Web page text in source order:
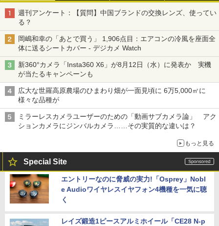
週刊アンケート：【質問】中国ブランドの交換レンズ、使ってい
る？
岡嶋和幸の「あとで買う」 1,906点目：エアコンの冷風を座面全
体に送るシートカバー - デジカメ Watch
新360°カメラ「Insta360 X6」が8月12日（水）に発表か 実機
が当たるキャンペーンも
広大な世羅高原農場のひまわり畑が一面見頃に 6万5,000㎡に
様々な品種が
ミラーレスカメラユーザーのための「動画サブカメラ論」 アク
ションカメラにジンバルカメラ……その実質的な違いは？
もっと見る
Special Site
エントリーなのに脅威の実力!「Osprey」Nobl
e Audioワイヤレスイヤフォン4機種を一気に聴
く
レイズ鍛造1ピースアルミホイール「CE28 N-p